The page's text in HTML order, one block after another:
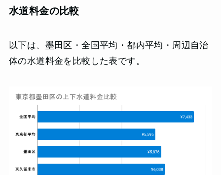
水道料金の比較
以下は、墨田区・全国平均・都内平均・周辺自治
体の水道料金を比較した表です。